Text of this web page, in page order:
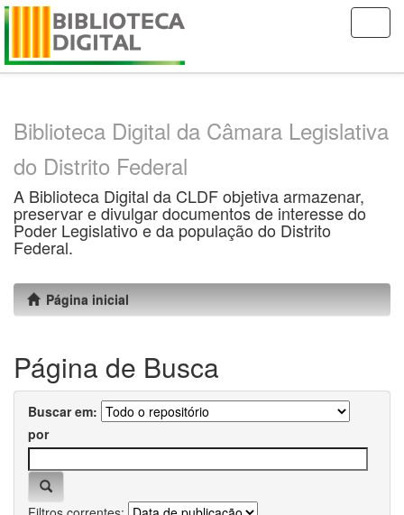
Skip
Biblioteca Digital da Câmara Legislativa
do Distrito Federal
A Biblioteca Digital da CLDF objetiva armazenar,
preservar e divulgar documentos de interesse do
Poder Legislativo e da população do Distrito
Federal.
Página inicial
Página de Busca
Buscar em:
por